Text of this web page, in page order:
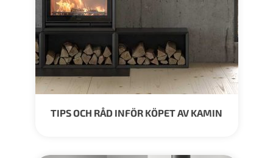
TIPS OCH RÅD INFÖR KÖPET AV KAMIN